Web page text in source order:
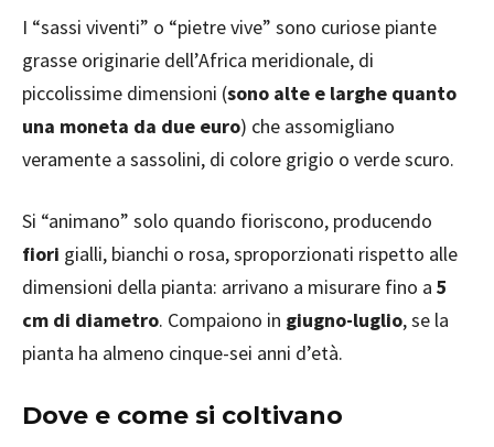
I “sassi viventi” o “pietre vive” sono curiose piante
grasse originarie dell’Africa meridionale, di
piccolissime dimensioni (sono alte e larghe quanto
una moneta da due euro) che assomigliano
veramente a sassolini, di colore grigio o verde scuro.
Si “animano” solo quando fioriscono, producendo
fiori gialli, bianchi o rosa, sproporzionati rispetto alle
dimensioni della pianta: arrivano a misurare fino a 5
cm di diametro. Compaiono in giugno-luglio, se la
pianta ha almeno cinque-sei anni d’età.
Dove e come si coltivano